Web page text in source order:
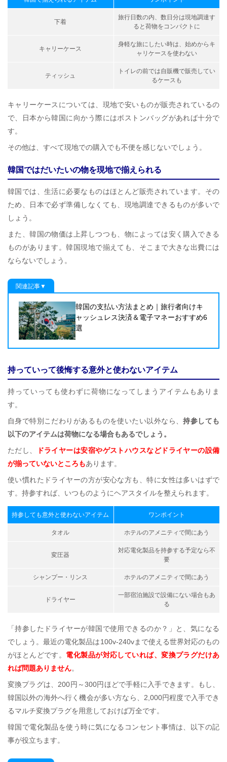
下着
旅行日数の内、数日分は現地調達す
ると荷物をコンパクトに
キャリーケース
身軽な旅にしたい時は、始めからキ
ャリケースを使わない
ティッシュ
トイレの前では自販機で販売してい
るケースも
キャリーケースについては、現地で安いものが販売されているの
で、日本から韓国に向かう際にはボストンバッグがあれば十分で
す。
その他は、すべて現地での購入でも不便を感じないでしょう。
韓国ではだいたいの物を現地で揃えられる
韓国では、生活に必要なものはほとんど販売されています。その
ため、日本で必ず準備しなくても、現地調達できるものが多いで
しょう。
また、韓国の物価は上昇しつつも、物によっては安く購入できる
ものがあります。韓国現地で揃えても、そこまで大きな出費には
ならないでしょう。
関連記事▼
韓国の支払い方法まとめ｜旅行者向けキ
ャッシュレス決済＆電子マネーおすすめ6
選
持っていって後悔する意外と使わないアイテム
持っていっても使わずに荷物になってしまうアイテムもありま
す。
自身で特別こだわりがあるものを使いたい以外なら、持参しても
以下のアイテムは荷物になる場合もあるでしょう。
ただし、
ドライヤーは安宿やゲストハウスなどドライヤーの設備
が揃っていないところもあります。
使い慣れたドライヤーの方が安心な方も、特に女性は多いはずで
す。持参すれば、いつものようにヘアスタイルを整えられます。
持参しても意外と使わないアイテム ワンポイント
タオル ホテルのアメニティで間にあう
変圧器
対応電化製品を持参する予定なら不
要
シャンプー・リンス ホテルのアメニティで間にあう
ドライヤー
一部宿泊施設で設備にない場合もあ
る
「持参したドライヤーが韓国で使用できるのか？」と、気になる
でしょう。最近の電化製品は100v-240vまで使える世界対応のもの
がほとんどです。 電化製品が対応していれば、変換プラグだけあ
れば問題ありません。
変換プラグは、200円～300円ほどで手軽に入手できます。もし、
韓国以外の海外へ行く機会が多い方なら、2,000円程度で入手でき
るマルチ変換プラグを用意しておけば万全です。
韓国で電化製品を使う時に気になるコンセント事情は、以下の記
事が役立ちます。